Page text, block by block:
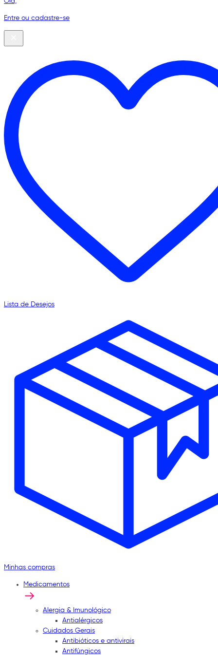
Entre ou cadastre-se
Lista de Desejos
Minhas compras
Medicamentos
Alergia & Imunológico
Antialérgicos
Cuidados Gerais
Antibióticos e antivirais
Antifúngicos